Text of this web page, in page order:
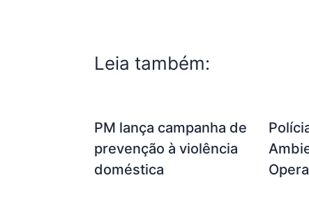
Leia também:
PM lança campanha de
prevenção à violência
doméstica